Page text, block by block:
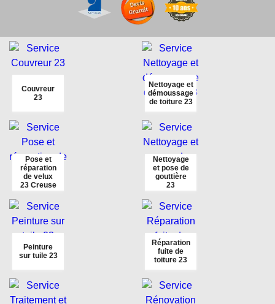
Couvreur
23
Nettoyage et
démoussage
de toiture 23
Pose et
réparation
de velux
23 Creuse
Nettoyage
et pose de
gouttière
23
Peinture
sur tuile 23
Réparation
fuite de
toiture 23